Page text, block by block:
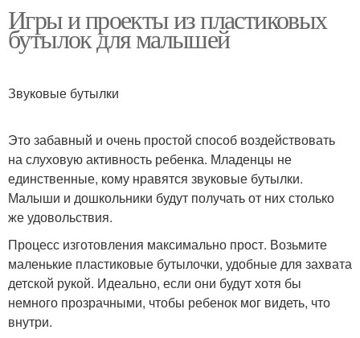
Игры и проекты из пластиковых
бутылок для малышей
Звуковые бутылки
Это забавный и очень простой способ воздействовать
на слуховую активность ребенка. Младенцы не
единственные, кому нравятся звуковые бутылки.
Малыши и дошкольники будут получать от них столько
же удовольствия.
Процесс изготовления максимально прост. Возьмите
маленькие пластиковые бутылочки, удобные для захвата
детской рукой. Идеально, если они будут хотя бы
немного прозрачными, чтобы ребенок мог видеть, что
внутри.